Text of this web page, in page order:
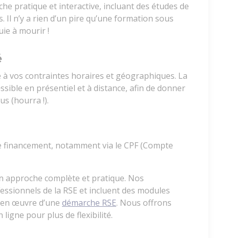
pratique et interactive, incluant des études de
n’y a rien d’un pire qu’une formation sous
à mourir !
vos contraintes horaires et géographiques. La
en présentiel et à distance, afin de donner
(hourra !).
notamment via le CPF (Compte
approche complète et pratique. Nos
de la RSE et incluent des modules
œuvre d’une démarche RSE. Nous offrons
ligne pour plus de flexibilité.